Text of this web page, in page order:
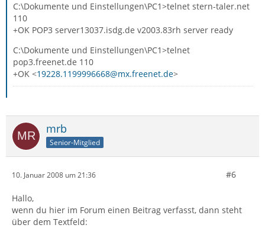
C:\Dokumente und Einstellungen\PC1>telnet stern-taler.net
110
+OK POP3 server13037.isdg.de v2003.83rh server ready
C:\Dokumente und Einstellungen\PC1>telnet
pop3.freenet.de 110
+OK <19228.1199996668@mx.freenet.de>
mrb
Senior-Mitglied
10. Januar 2008 um 21:36 #6
Hallo,
wenn du hier im Forum einen Beitrag verfasst, dann steht
über dem Textfeld: